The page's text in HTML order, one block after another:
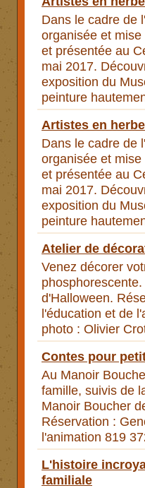
Dans le cadre de
organisée et
et présentée au
mai 2017.
exposition du
peinture
Artistes en
Dans le cadre de
organisée et
et présentée au
mai 2017.
exposition du
peinture
Atelier de
Venez décorer
d'Halloween.
l'éducation et de
photo : Olivier
Contes pour
Au Manoir
famille, suivis de
Manoir Boucher
Réservation :
l'animation 819
L'histoire
familiale